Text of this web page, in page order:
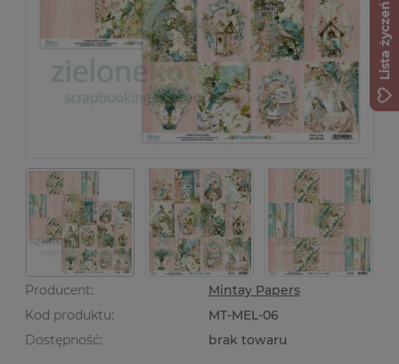
Producent:
Mintay Papers
Kod produktu:
MT-MEL-06
Dostępność:
brak towaru
Lista życzeń